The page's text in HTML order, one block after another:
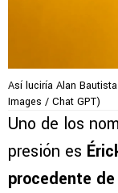
Así luciría Alan
Images / Chat GPT)
Uno de los
presión es
procedente